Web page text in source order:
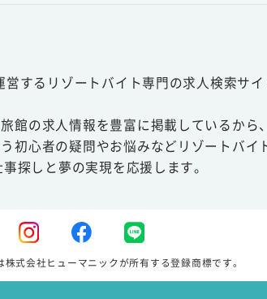
するリゾートバイト専門の求人検索サ
館の求人情報を豊富に掲載しているか
初心者の疑問やお悩みなどリゾートバ
探しと夢の実現を応援します。
式会社ヒューマニックが所有する登録商標です。